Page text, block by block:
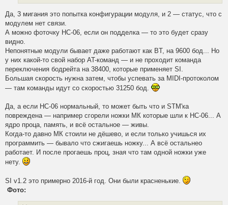
Да, 3 мигания это попытка конфигурации модуля, и 2 — статус, что с
модулем нет связи.
А можно фоточку HC-06, если он подделка — то это будет сразу
видно.
Непонятные модули бывает даже работают как BT, на 9600 бод... Но
у них какой-то свой набор AT-команд — и не проходит команда
переключения бодрейта на 38400, которые применяет SI.
Большая скорость нужна затем, чтобы успевать за MIDI-протоколом
— там команды идут со скоростью 31250 бод.
Да, а если HC-06 нормальный, то может быть что и STM'ка
повреждена — например сгорели ножки МК которые шли к HC-06... А
ядро проца, память, и всё остальное — живы.
Когда-то давно МК стоили не дёшево, и если только учишься их
программить — бывало что сжигаешь ножку... А всё остальнео
работает. И после прогаешь проц, зная что там одной ножки уже
нету.
SI v1.2 это примерно 2016-й год. Они были красненькие.
Фото: